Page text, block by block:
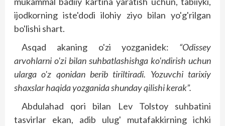
ijodkorning iste'dodi ilohiy ziyo bilan yo'g'rilgan
bo'lishi shart.
Asqad akaning o'zi yozganidek: “Odissey
arvohlarni o'zi bilan suhbatlashishga ko'ndirish uchun
ularga o'z qonidan berib tiriltiradi. Yozuvchi tarixiy
shaxslar haqida yozganida shunday qilishi kerak”.
Abdulahad qori bilan Lev Tolstoy suhbatini
tasvirlar ekan, adib ulug' mutafakkirning ichki